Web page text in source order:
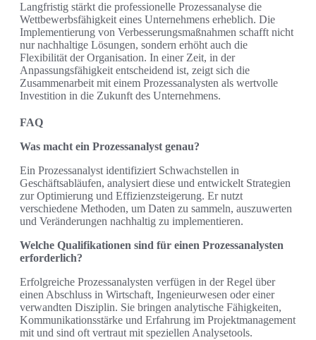
Langfristig stärkt die professionelle Prozessanalyse die
Wettbewerbsfähigkeit eines Unternehmens erheblich. Die
Implementierung von Verbesserungsmaßnahmen schafft nicht
nur nachhaltige Lösungen, sondern erhöht auch die
Flexibilität der Organisation. In einer Zeit, in der
Anpassungsfähigkeit entscheidend ist, zeigt sich die
Zusammenarbeit mit einem Prozessanalysten als wertvolle
Investition in die Zukunft des Unternehmens.
FAQ
Was macht ein Prozessanalyst genau?
Ein Prozessanalyst identifiziert Schwachstellen in
Geschäftsabläufen, analysiert diese und entwickelt Strategien
zur Optimierung und Effizienzsteigerung. Er nutzt
verschiedene Methoden, um Daten zu sammeln, auszuwerten
und Veränderungen nachhaltig zu implementieren.
Welche Qualifikationen sind für einen Prozessanalysten
erforderlich?
Erfolgreiche Prozessanalysten verfügen in der Regel über
einen Abschluss in Wirtschaft, Ingenieurwesen oder einer
verwandten Disziplin. Sie bringen analytische Fähigkeiten,
Kommunikationsstärke und Erfahrung im Projektmanagement
mit und sind oft vertraut mit speziellen Analysetools.